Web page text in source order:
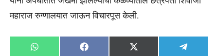
महाराज रुग्णालयात जाऊन विचारपूस केली.
Share
WhatsApp
Share
Facebook
Share
X
Share